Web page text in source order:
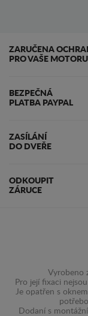
ZARUČENA
PRO VAŠE MOTORU
BEZPEČNÁ
PLATBA PAYPAL
ZASÍLÁNÍ
DO DVEŘE
ODKOUPIT
ZÁRUCE
Vyrobeno
Pro její fixaci
Je opatřen s
Dodaní s